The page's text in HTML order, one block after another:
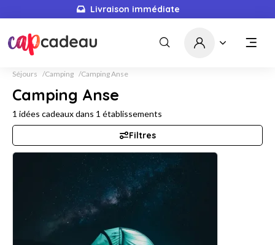
Livraison immédiate
Séjours Camping Camping Anse
Camping Anse
1 idées cadeaux dans 1 établissements
Filtres